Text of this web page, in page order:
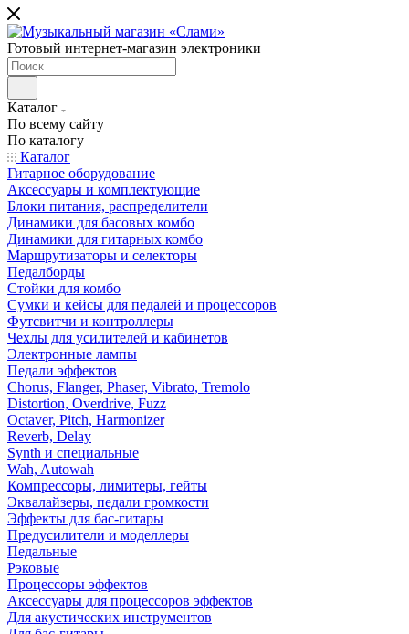
Готовый интернет-магазин электроники
Каталог
По всему сайту
По каталогу
Каталог
Гитарное оборудование
Аксессуары и комплектующие
Блоки питания, распределители
Динамики для басовых комбо
Динамики для гитарных комбо
Маршрутизаторы и селекторы
Педалборды
Стойки для комбо
Сумки и кейсы для педалей и процессоров
Футсвитчи и контроллеры
Чехлы для усилителей и кабинетов
Электронные лампы
Педали эффектов
Chorus, Flanger, Phaser, Vibrato, Tremolo
Distortion, Overdrive, Fuzz
Octaver, Pitch, Harmonizer
Reverb, Delay
Synth и специальные
Wah, Autowah
Компрессоры, лимитеры, гейты
Эквалайзеры, педали громкости
Эффекты для бас-гитары
Предусилители и моделлеры
Педальные
Рэковые
Процессоры эффектов
Аксессуары для процессоров эффектов
Для акустических инструментов